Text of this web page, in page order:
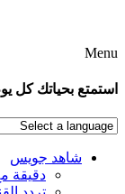
Menu
استمتع بحياتك كل
شاهد جويس
دقيقة